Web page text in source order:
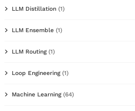
LLM Distillation (1)
LLM Ensemble (1)
LLM Routing(1)
Loop Engineering(1)
Machine Learning(64)